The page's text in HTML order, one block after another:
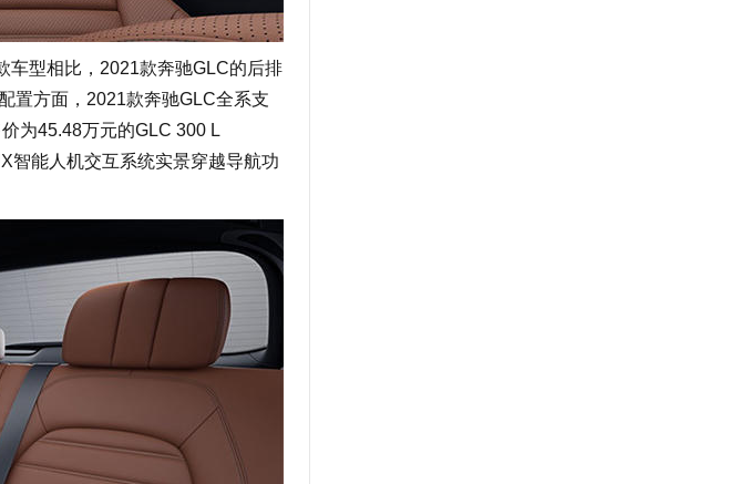
型相比，2021款奔驰GLC的后排
置方面，2021款奔驰GLC全系支
为45.48万元的GLC 300 L
智能人机交互系统实景穿越导航功